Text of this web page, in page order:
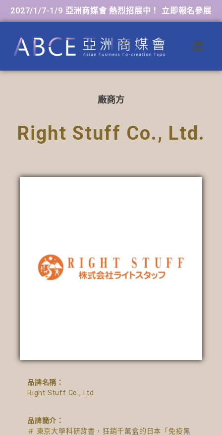
2027/1/7-1/9 亞洲商媒會 熱烈招展中！ 立即報名參展
廠商方
Right Stuff Co., Ltd.
品牌名稱：
Right Stuff Co., Ltd.
品牌簡介：
＃ 東京大學科研背書，狂銷千萬盒的日本「免疫黑